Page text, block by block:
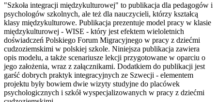
"Szkoła integracji międzykulturowej" to publikacja dla pedagogów i
psychologów szkolnych, ale też dla nauczycieli, którzy kształcą
klasy międzykulturowe. Publikacja prezentuje model pracy w klasie
międzykulturowej - WISE - który jest efektem wieloletnich
doświadczeń Polskiego Forum Migracyjnego w pracy z dziećmi
cudzoziemskimi w polskiej szkole. Niniejsza publikacja zawiera
opis modelu, a także scenariusze lekcji przygotowane w oparciu o
jego założenia, wraz z załącznikami. Dodatkiem do publikacji jest
garść dobrych praktyk integracyjnych ze Szwecji - elementem
projektu były bowiem dwie wizyty studyjne do placówek
psychologicznych i szkół wyspecjalizowanych w pracy z dziećmi